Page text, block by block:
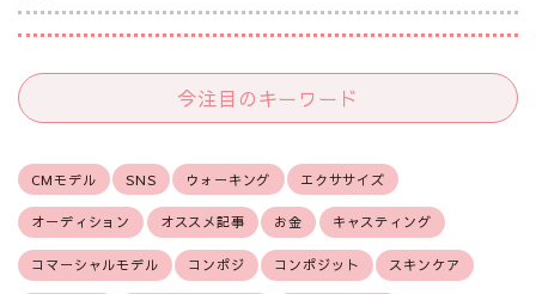
今注目のキーワード
CMモデル SNS ウォーキング エクササイズ
オーディション オススメ記事 お金 キャスティング
コマーシャルモデル コンポジ コンポジット スキンケア